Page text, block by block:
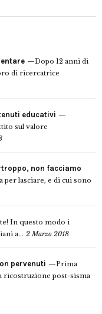
Dopo 12 anni di
di ricercatrice
educativi
sul valore
non facciamo
per lasciare, e di cui sono
In questo modo i
a... 2 Marzo 2018
pervenuti
Prima
ricostruzione post-sisma